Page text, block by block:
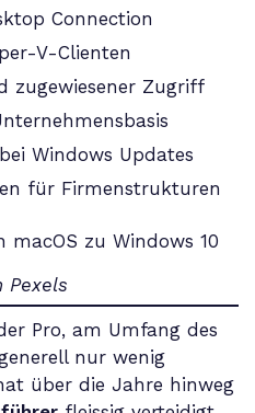
Connection
V-Clienten
zugewiesener Zugriff
Windows Updates
für Firmenstrukturen
Pexels
Pro, am Umfang des
nur wenig
über die Jahre hinweg